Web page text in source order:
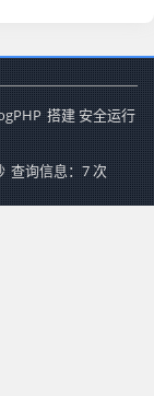
搭建 安全运行
查询信息：7 次